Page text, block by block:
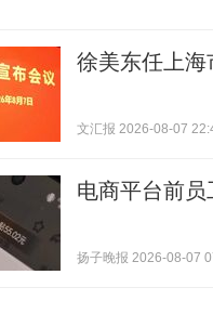
徐美东任上海
文汇报 2026-08-07
电商平台前员
扬子晚报 2026-08-07